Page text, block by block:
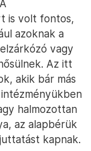
is volt fontos,
azoknak a
vagy
Az itt
akik bár más
halmozottan
az alapbérük
kapnak.